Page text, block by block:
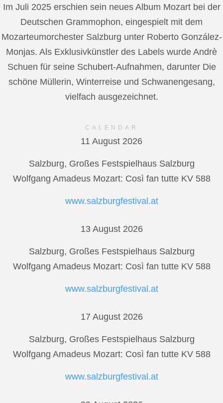
Im Juli 2025 erschien sein neues Album Mozart bei der
Deutschen Grammophon, eingespielt mit dem
Mozarteumorchester Salzburg unter Roberto González-
Monjas. Als Exklusivkünstler des Labels wurde Andrè
Schuen für seine Schubert-Aufnahmen, darunter Die
schöne Müllerin, Winterreise und Schwanengesang,
vielfach ausgezeichnet.
CALENDAR
11 August 2026
Salzburg, Großes Festspielhaus Salzburg
Wolfgang Amadeus Mozart: Così fan tutte KV 588
www.salzburgfestival.at
13 August 2026
Salzburg, Großes Festspielhaus Salzburg
Wolfgang Amadeus Mozart: Così fan tutte KV 588
www.salzburgfestival.at
17 August 2026
Salzburg, Großes Festspielhaus Salzburg
Wolfgang Amadeus Mozart: Così fan tutte KV 588
www.salzburgfestival.at